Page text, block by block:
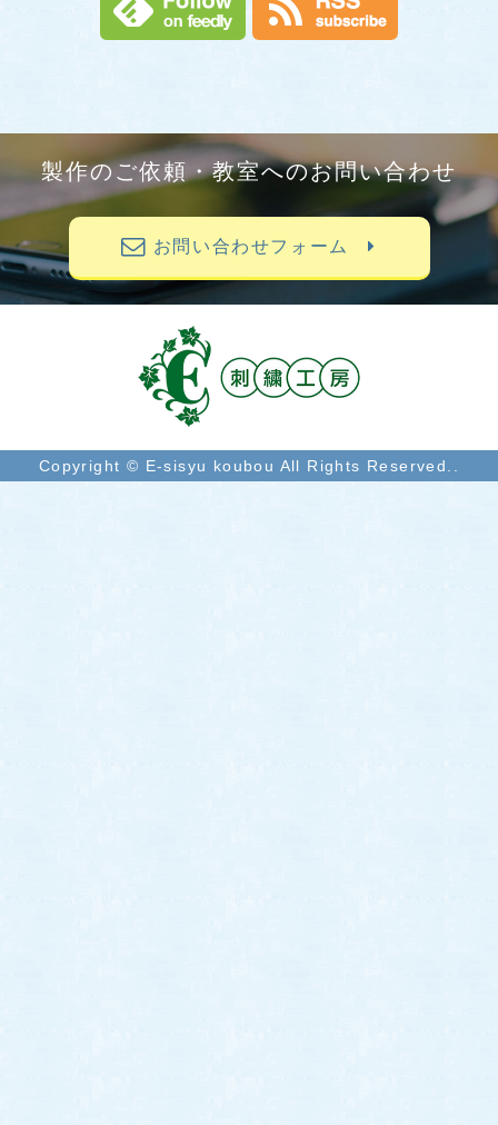
製作のご依頼・教室へのお問い合わせ
お問い合わせフォーム
Copyright © E-sisyu koubou All Rights Reserved..